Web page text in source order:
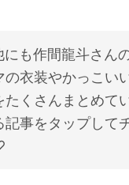
る男性芸能人】
も作間龍斗さん
の衣装やかっこい
たくさんまとめて
記事をタップして